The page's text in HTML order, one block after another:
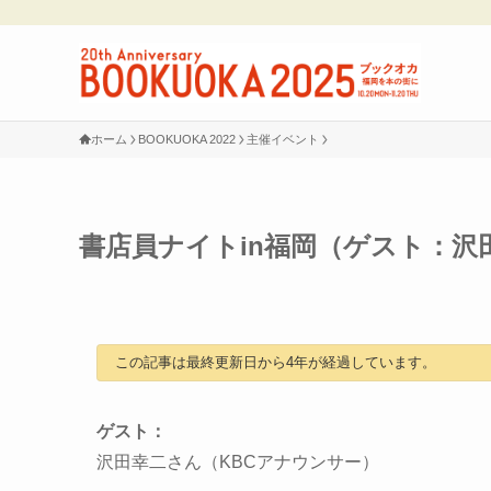
ホーム BOOKUOKA 2022 主催イベント
書店員ナイトin福岡（ゲスト：沢
この記事は最終更新日から4年が経過しています。
ゲスト：
沢田幸二さん（KBCアナウンサー）